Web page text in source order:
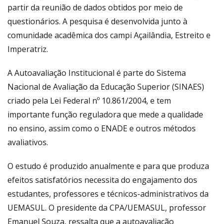
partir da reunião de dados obtidos por meio de
questionários. A pesquisa é desenvolvida junto à
comunidade acadêmica dos campi Açailândia, Estreito e
Imperatriz.
A Autoavaliação Institucional é parte do Sistema
Nacional de Avaliação da Educação Superior (SINAES)
criado pela Lei Federal nº 10.861/2004, e tem
importante função reguladora que mede a qualidade
no ensino, assim como o ENADE e outros métodos
avaliativos.
O estudo é produzido anualmente e para que produza
efeitos satisfatórios necessita do engajamento dos
estudantes, professores e técnicos-administrativos da
UEMASUL. O presidente da CPA/UEMASUL, professor
Emanuel Souza, ressalta que a autoavaliação